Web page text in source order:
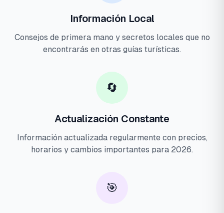
Información Local
Consejos de primera mano y secretos locales que no
encontrarás en otras guías turísticas.
🔄
Actualización Constante
Información actualizada regularmente con precios,
horarios y cambios importantes para 2026.
🎯